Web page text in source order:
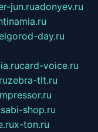
jun.ruadonyev.ru
day.ru
card-voice.ru
zebra-tlt.ru
shop.ru
x-ton.ru